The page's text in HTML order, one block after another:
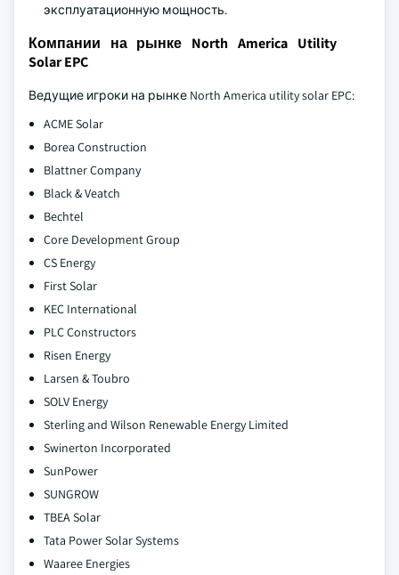
эксплуатационную мощность.
Компании на рынке North America Utility
Solar EPC
Ведущие игроки на рынке North America utility solar EPC:
ACME Solar
Borea Construction
Blattner Company
Black & Veatch
Bechtel
Core Development Group
CS Energy
First Solar
KEC International
PLC Constructors
Risen Energy
Larsen & Toubro
SOLV Energy
Sterling and Wilson Renewable Energy Limited
Swinerton Incorporated
SunPower
SUNGROW
TBEA Solar
Tata Power Solar Systems
Waaree Energies